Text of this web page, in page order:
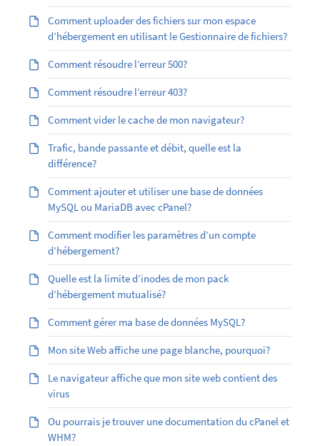
Comment uploader des fichiers sur mon espace
d’hébergement en utilisant le Gestionnaire de fichiers?
Comment résoudre l’erreur 500?
Comment résoudre l’erreur 403?
Comment vider le cache de mon navigateur?
Trafic, bande passante et débit, quelle est la
différence?
Comment ajouter et utiliser une base de données
MySQL ou MariaDB avec cPanel?
Comment modifier les paramètres d’un compte
d’hébergement?
Quelle est la limite d’inodes de mon pack
d’hébergement mutualisé?
Comment gérer ma base de données MySQL?
Mon site Web affiche une page blanche, pourquoi?
Le navigateur affiche que mon site web contient des
virus
Ou pourrais je trouver une documentation du cPanel et
WHM?